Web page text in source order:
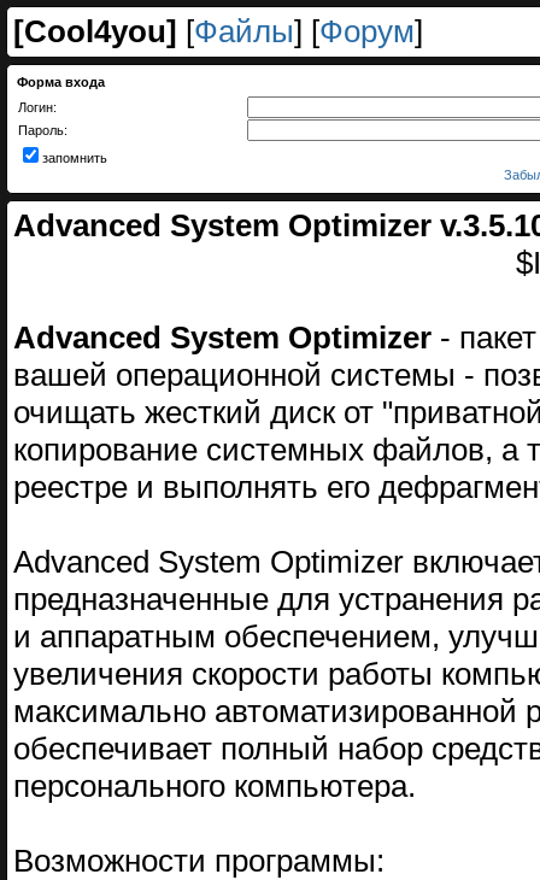
[Cool4you] [Файлы] [Форум]
Форма входа
Логин:
Пароль:
запомнить
Advanced System Optimizer
Advanced System Optimizer -
вашей операционной системы -
очищать жесткий диск от
копирование системных файлов, а
реестре и выполнять его
Advanced System Optimizer
предназначенные для устранения
и аппаратным обеспечением,
увеличения скорости работы
максимально автоматизированной
обеспечивает полный набор
персонального компьютера.
Возможности программы: